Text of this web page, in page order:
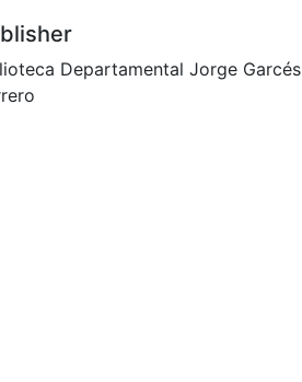
Departamental Jorge Garcés